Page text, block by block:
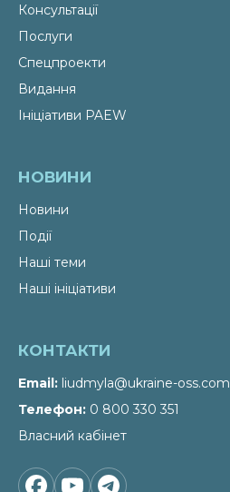
Консультації
Послуги
Спецпроекти
Видання
Ініціативи PAEW
НОВИНИ
Новини
Події
Наші теми
Наші ініціативи
КОНТАКТИ
Email liudmyla@ukraine-oss.com
Телефон 0 800 330 351
Власний кабінет